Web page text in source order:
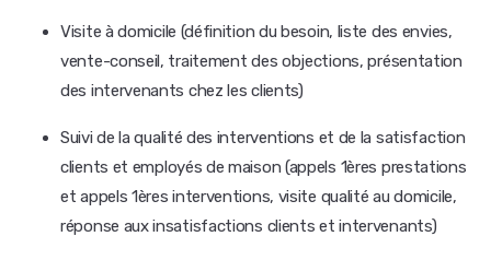
Visite à domicile (définition du besoin, liste des envies,
vente-conseil, traitement des objections, présentation
des intervenants chez les clients)
Suivi de la qualité des interventions et de la satisfaction
clients et employés de maison (appels 1ères prestations
et appels 1ères interventions, visite qualité au domicile,
réponse aux insatisfactions clients et intervenants)